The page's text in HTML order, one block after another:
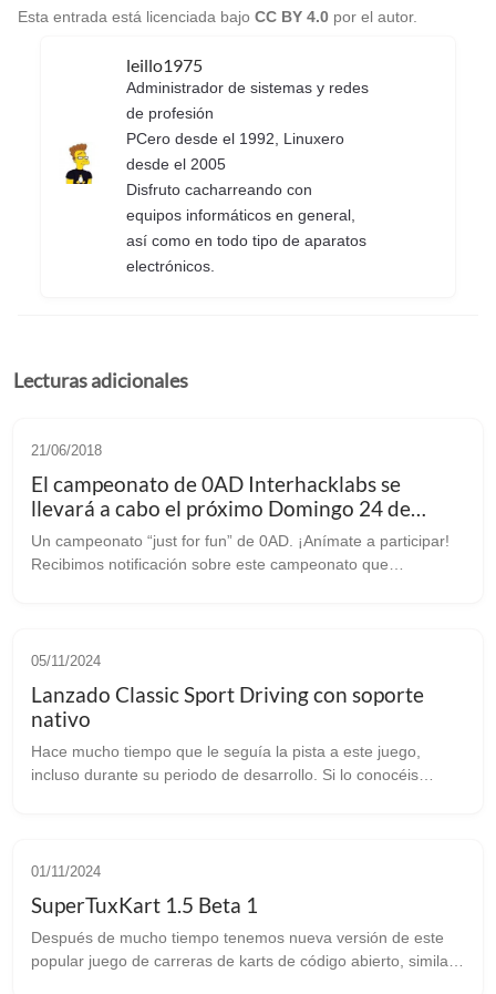
Esta entrada está licenciada bajo CC BY 4.0 por el autor.
leillo1975
Administrador de sistemas y redes
de profesión
PCero desde el 1992, Linuxero
desde el 2005
Disfruto cacharreando con
equipos informáticos en general,
así como en todo tipo de aparatos
electrónicos.
Lecturas adicionales
21/06/2018
El campeonato de 0AD Interhacklabs se
llevará a cabo el próximo Domingo 24 de
Junio
Un campeonato “just for fun” de 0AD. ¡Anímate a participar!
Recibimos notificación sobre este campeonato que
05/11/2024
Lanzado Classic Sport Driving con soporte
nativo
Hace mucho tiempo que le seguía la pista a este juego,
incluso durante su periodo de desarrollo. Si lo conocéis
01/11/2024
SuperTuxKart 1.5 Beta 1
Después de mucho tiempo tenemos nueva versión de este
popular juego de carreras de karts de código abierto, similar